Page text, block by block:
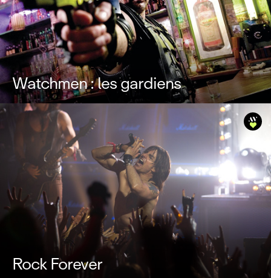
Watchmen : les gardiens
Rock Forever